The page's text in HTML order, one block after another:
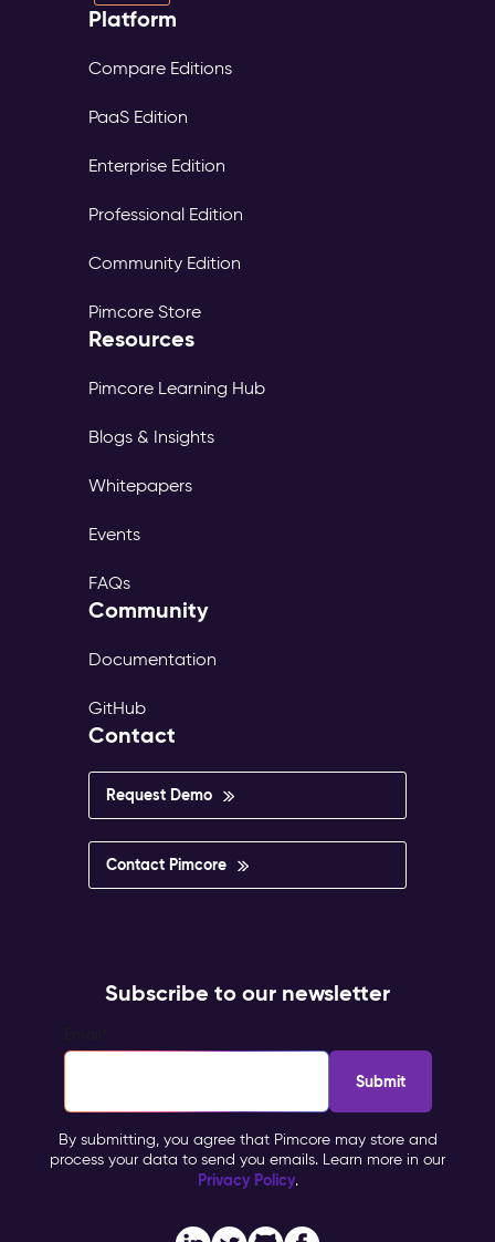
Platform
Compare Editions
PaaS Edition
Enterprise Edition
Professional Edition
Community Edition
Pimcore Store
Resources
Pimcore Learning Hub
Blogs & Insights
Whitepapers
Events
FAQs
Community
Documentation
GitHub
Contact
Request Demo
Contact Pimcore
Subscribe to our newsletter
By submitting, you agree that Pimcore may store and
process your data to send you emails. Learn more in our
Privacy Policy.